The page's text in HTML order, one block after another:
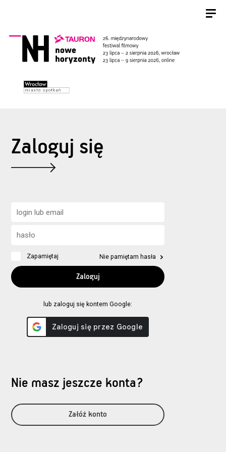
Zaloguj się
Zapamiętaj Nie pamiętam hasła
lub zaloguj się kontem Google:
Nie masz jeszcze konta?
Załóż konto